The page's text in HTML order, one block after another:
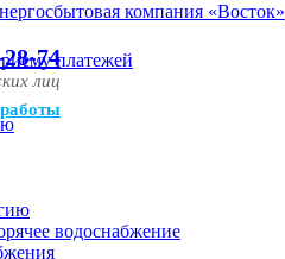
компания «Восток»
74
лиц
платежей
водоснабжение